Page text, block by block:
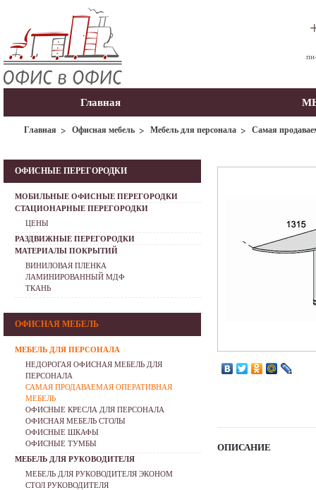
Главная
Главная Офисная мебель Мебель для персонала Самая
ОПИСАНИЕ
ОФИСНЫЕ ПЕРЕГОРОДКИ
МОБИЛЬНЫЕ ОФИСНЫЕ ПЕРЕГОРОДКИ
СТАЦИОНАРНЫЕ ПЕРЕГОРОДКИ
ЦЕНЫ
РАЗДВИЖНЫЕ ПЕРЕГОРОДКИ
МАТЕРИАЛЫ ПОКРЫТИЙ
ВИНИЛОВАЯ ПЛЕНКА
ЛАМИНИРОВАННЫЙ МДФ
ТКАНЬ
ОФИСНАЯ МЕБЕЛЬ
МЕБЕЛЬ ДЛЯ ПЕРСОНАЛА
НЕДОРОГАЯ ОФИСНАЯ МЕБЕЛЬ ДЛЯ
ПЕРСОНАЛА
САМАЯ ПРОДАВАЕМАЯ ОПЕРАТИВНАЯ
МЕБЕЛЬ
ОФИСНЫЕ КРЕСЛА ДЛЯ ПЕРСОНАЛА
ОФИСНАЯ МЕБЕЛЬ СТОЛЫ
ОФИСНЫЕ ШКАФЫ
ОФИСНЫЕ ТУМБЫ
МЕБЕЛЬ ДЛЯ РУКОВОДИТЕЛЯ
МЕБЕЛЬ ДЛЯ РУКОВОДИТЕЛЯ ЭКОНОМ
СТОЛ РУКОВОДИТЕЛЯ